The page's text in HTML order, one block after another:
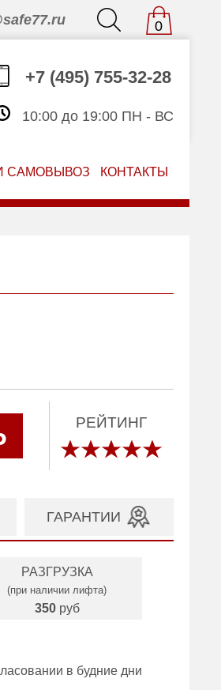
0
+7 (495) 755-32-28
10:00 до 19:00 ПН - ВС
САМОВЫВОЗ КОНТАКТЫ
РЕЙТИНГ
ГАРАНТИИ
РАЗГРУЗКА
(при наличии лифта)
350 руб
в будние дни